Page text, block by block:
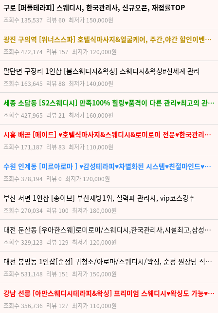
구로 [퍼플테라피] 스웨디시, 한국관리사, 신규오픈, 재접률TOP
최저가 150,000원
리뷰60
조회수 135,537
광진 구의역 [위너스스파] 호텔식마사지&얼굴케어, 주간,야간 할인이벤트, 한국관리사
최저가 120,000원
리뷰 157
조회수472,174
팔탄면 구장리 1인샵 [봄스웨디시&왁싱] 스웨디시&왁싱#신세계 관리
최저가 140,000원
리뷰88
조회수 163,645
세종 소담동 [S2스웨디시] 만족100% 힐링♥품격이 다른 관리♥최고의 관리사
최저가 160,000원
리뷰21
조회수427,965
시흥 배곧 [메이드] ♥호텔식마사지&스웨디시&로미로미 전문♥한국관리사♥불만족제로
최저가 110,000원
리뷰83
조회수 171,187
수원 인계동 [미르아로마 ] ♥감성테라피♥차별화된 시스템♥친절마인드♥100프로한국인✔▅▂
최저가 120,000원
리뷰0
조회수378,194
부산 서면 1인샵 [송이브] 부산재방1위, 실력파 관리사, vip코스강추
최저가 180,000원
리뷰 100
조회수270,034
대전 둔산동 [우아한스웨]로미로미/스웨디시,한국관리사,시설최고,삼성페이,단체웰컴,세심꼼꼼,시청역
최저가 120,000원
리뷰 129
조회수329,123
대전 봉명동 1인샵[순정] 귀청소/아로마/스웨디시/왁싱, 순정 원장님 직접 관리 차별화된 페이스관리 무료!!
최저가 150,000원
리뷰 151
조회수531,148
강남 선릉 [아만스웨디시테라피&왁싱] 프리미엄 스웨디시♥왁싱도 가능♥안락하고 따뜻한 분위기
최저가 110,000원
리뷰 127
조회수356,736